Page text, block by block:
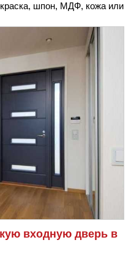
шпон, МДФ, кожа или
входную дверь в